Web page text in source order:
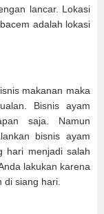
lancar. Lokasi
adalah lokasi
makanan maka
Bisnis ayam
saja. Namun
bisnis ayam
hari menjadi salah
lakukan karena
siang hari.